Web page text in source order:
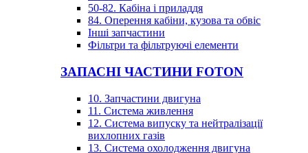
50-82. Кабіна і приладдя
84. Оперення кабіни, кузова та обвіс
Інші запчастини
Фільтри та фільтруючі елементи
ЗАПАСНІ ЧАСТИНИ FOTON
10. Запчастини двигуна
11. Система живлення
12. Система випуску та нейтралізації
вихлопних газів
13. Система охолодження двигуна